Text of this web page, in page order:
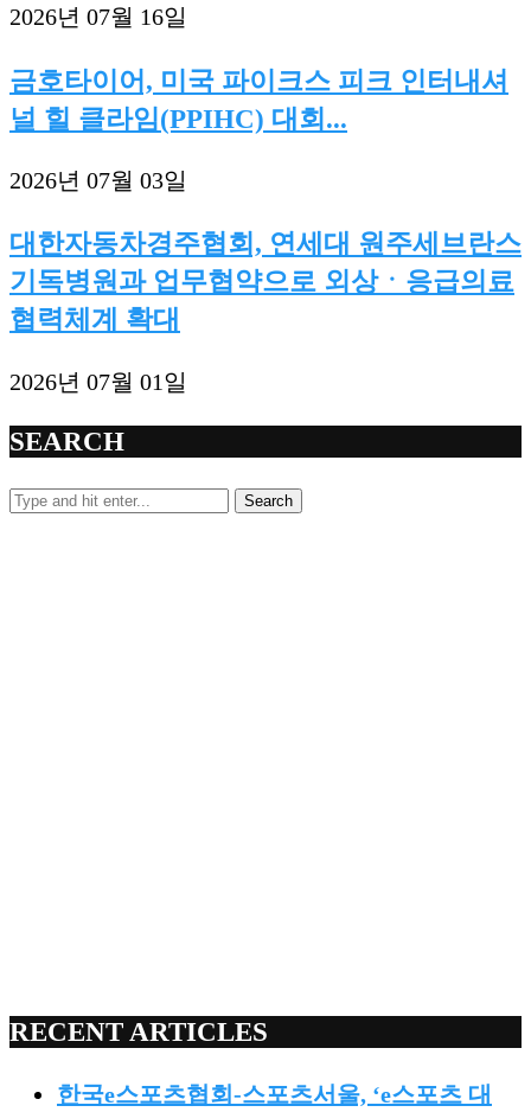
2026년 07월 16일
금호타이어, 미국 파이크스 피크 인터내셔
널 힐 클라임(PPIHC) 대회...
2026년 07월 03일
대한자동차경주협회, 연세대 원주세브란스
기독병원과 업무협약으로 외상ㆍ응급의료
협력체계 확대
2026년 07월 01일
SEARCH
Search
RECENT ARTICLES
한국e스포츠협회-스포츠서울, ‘e스포츠 대